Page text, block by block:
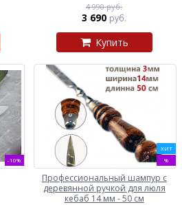
4 990 руб.
3 690 руб.
Купить
-10%
ХИТ
%
Профессиональный шампур с
деревянной ручкой для люля
кебаб 14 мм - 50 см